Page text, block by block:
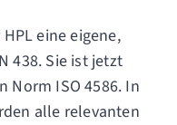
eine eigene,
438. Sie ist jetzt
ISO 4586. In
alle relevanten